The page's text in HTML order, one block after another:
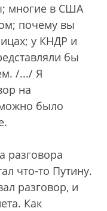
многие в США
почему вы
у КНДР и
бы
/.../ Я
на
было
разговора
что-то Путину.
разговор, и
Как